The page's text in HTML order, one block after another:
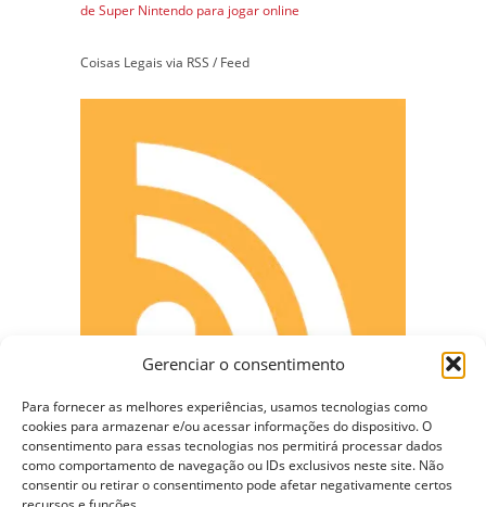
Gerenciar o consentimento
Para fornecer as melhores experiências, usamos tecnologias como
cookies para armazenar e/ou acessar informações do dispositivo. O
consentimento para essas tecnologias nos permitirá processar dados
como comportamento de navegação ou IDs exclusivos neste site. Não
consentir ou retirar o consentimento pode afetar negativamente certos
de Super Nintendo para jogar online
Coisas Legais via RSS / Feed
CONECTE-SE